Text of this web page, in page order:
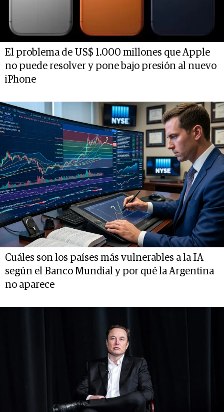
El problema de US$ 1.000 millones que Apple
no puede resolver y pone bajo presión al nuevo
iPhone
Cuáles son los países más vulnerables a la IA
según el Banco Mundial y por qué la Argentina
no aparece